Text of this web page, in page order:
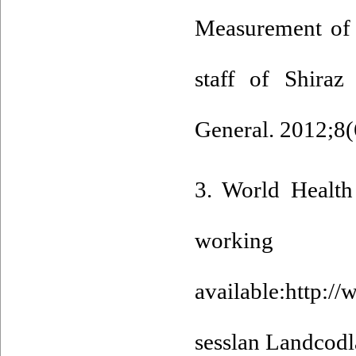
Measurement
staff of Shiraz
General.
3. World
available:http://
sesslan